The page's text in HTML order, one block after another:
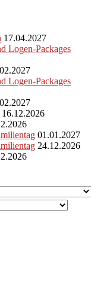
17.04.2027
Logen-Packages
Logen-Packages
16.12.2026
01.01.2027
24.12.2026